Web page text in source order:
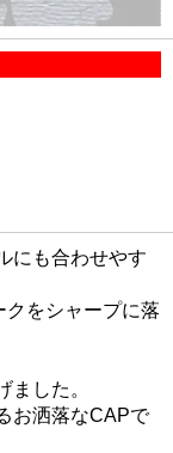
にも合わせやす
をシャープに落
ました。
お洒落なCAPで